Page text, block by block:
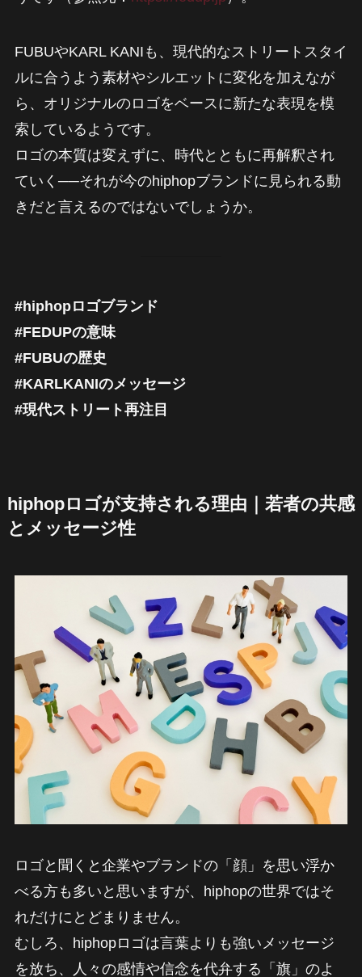
FUBUやKARL KANIも、現代的なストリートスタイ
ルに合うよう素材やシルエットに変化を加えなが
ら、オリジナルのロゴをベースに新たな表現を模
索しているようです。
ロゴの本質は変えずに、時代とともに再解釈され
ていく──それが今のhiphopブランドに見られる動
きだと言えるのではないでしょうか。
#hiphopロゴブランド
#FEDUPの意味
#FUBUの歴史
#KARLKANIのメッセージ
#現代ストリート再注目
hiphopロゴが支持される理由｜若者の共感
とメッセージ性
ロゴと聞くと企業やブランドの「顔」を思い浮か
べる方も多いと思いますが、hiphopの世界ではそ
れだけにとどまりません。
むしろ、hiphopロゴは言葉よりも強いメッセージ
を放ち、人々の感情や信念を代弁する「旗」のよ